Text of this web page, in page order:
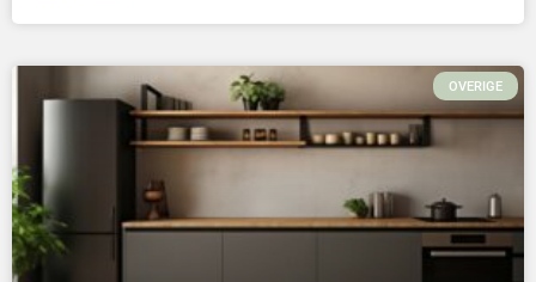
OVERIGE